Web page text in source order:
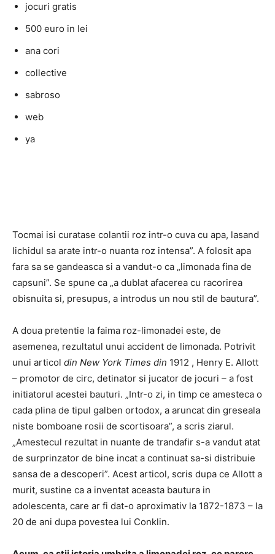
jocuri gratis
500 euro in lei
ana cori
collective
sabroso
web
ya
Tocmai isi curatase colantii roz intr-o cuva cu apa, lasand
lichidul sa arate intr-o nuanta roz intensa”. A folosit apa
fara sa se gandeasca si a vandut-o ca „limonada fina de
capsuni”. Se spune ca „a dublat afacerea cu racorirea
obisnuita si, presupus, a introdus un nou stil de bautura”.
A doua pretentie la faima roz-limonadei este, de
asemenea, rezultatul unui accident de limonada. Potrivit
unui articol din New York Times din 1912 , Henry E. Allott
– promotor de circ, detinator si jucator de jocuri – a fost
initiatorul acestei bauturi. „Intr-o zi, in timp ce amesteca o
cada plina de tipul galben ortodox, a aruncat din greseala
niste bomboane rosii de scortisoara”, a scris ziarul.
„Amestecul rezultat in nuante de trandafir s-a vandut atat
de surprinzator de bine incat a continuat sa-si distribuie
sansa de a descoperi”. Acest articol, scris dupa ce Allott a
murit, sustine ca a inventat aceasta bautura in
adolescenta, care ar fi dat-o aproximativ la 1872-1873 – la
20 de ani dupa povestea lui Conklin.